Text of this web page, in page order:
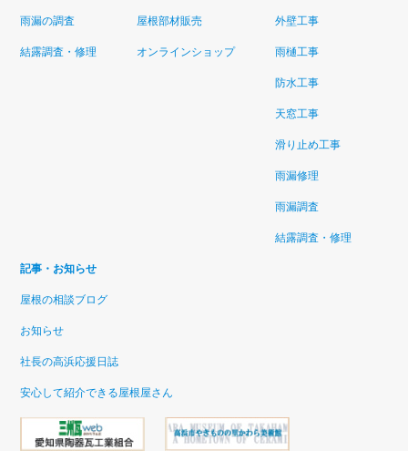
雨漏の調査
結露調査・修理
屋根部材販売
オンラインショップ
外壁工事
雨樋工事
防水工事
天窓工事
滑り止め工事
雨漏修理
雨漏調査
結露調査・修理
記事・お知らせ
屋根の相談ブログ
お知らせ
社長の高浜応援日誌
安心して紹介できる屋根屋さん